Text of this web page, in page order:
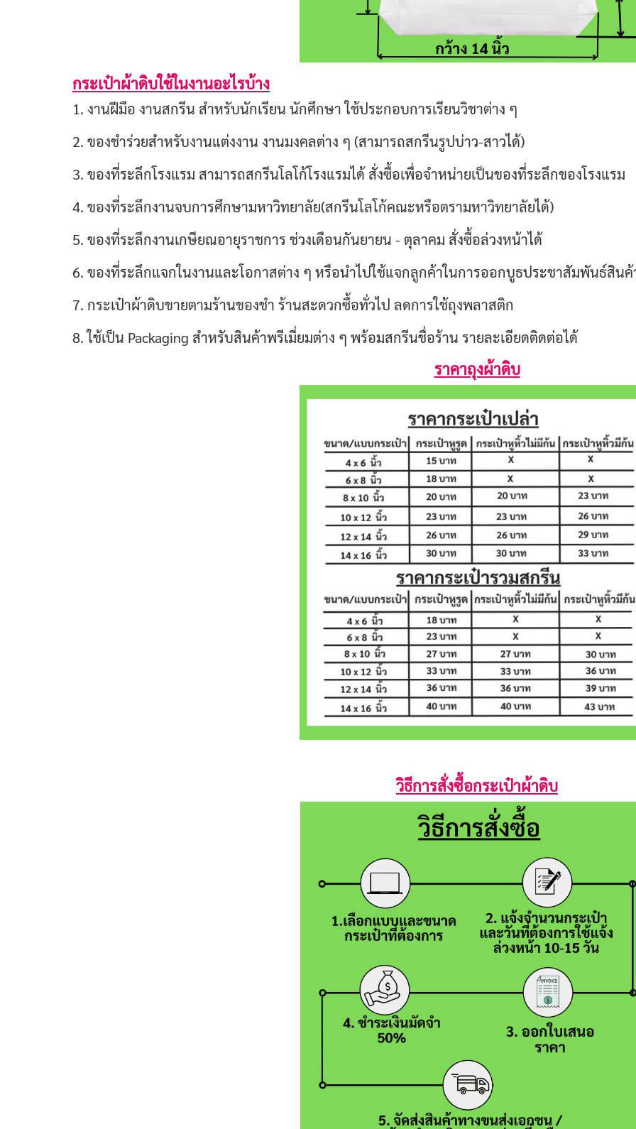
กระเป๋าผ้าดิบใช้ในงานอะไรบ้าง
1. งานฝีมือ งานสกรีน สำหรับนักเรียน นักศึกษา ใช้ประกอบการเรียนวิชาต่าง ๆ
2. ของชำร่วยสำหรับงานแต่งงาน งานมงคลต่าง ๆ (สามารถสกรีนรูปบ่าว-สาวได้)
3. ของที่ระลึกโรงแรม สามารถสกรีนโลโก้โรงแรมได้ สั่งซื้อเพื่อจำหน่ายเป็นของที่ระลึกของโรงแรม
4. ของที่ระลึกงานจบการศึกษามหาวิทยาลัย(สกรีนโลโก้คณะหรือตรามหาวิทยาลัยได้)
5. ของที่ระลึกงานเกษียณอายุราชการ ช่วงเดือนกันยายน - ตุลาคม สั่งซื้อล่วงหน้าได้
6. ของที่ระลึกแจกในงานและโอกาสต่าง ๆ หรือนำไปใช้แจกลูกค้าในการออกบูธประชาสัมพันธ์สินค้
7. กระเป๋าผ้าดิบขายตามร้านของชำ ร้านสะดวกซื้อทั่วไป ลดการใช้ถุงพลาสติก
8. ใช้เป็น Packaging สำหรับสินค้าพรีเมี่ยมต่าง ๆ พร้อมสกรีนชื่อร้าน รายละเอียดติดต่อได้
ราคาถุงผ้าดิบ
วิธีการสั่งซื้อกระเป๋าผ้าดิบ